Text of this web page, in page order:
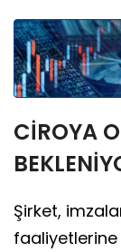
CİROYA
Şirket,